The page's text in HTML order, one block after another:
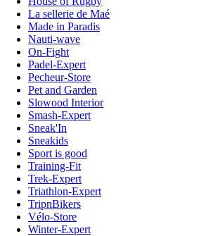
La sellerie de Maé
Made in Paradis
Nauti-wave
On-Fight
Padel-Expert
Pecheur-Store
Pet and Garden
Slowood Interior
Smash-Expert
Sneak'In
Sneakids
Sport is good
Training-Fit
Trek-Expert
Triathlon-Expert
TripnBikers
Vélo-Store
Winter-Expert